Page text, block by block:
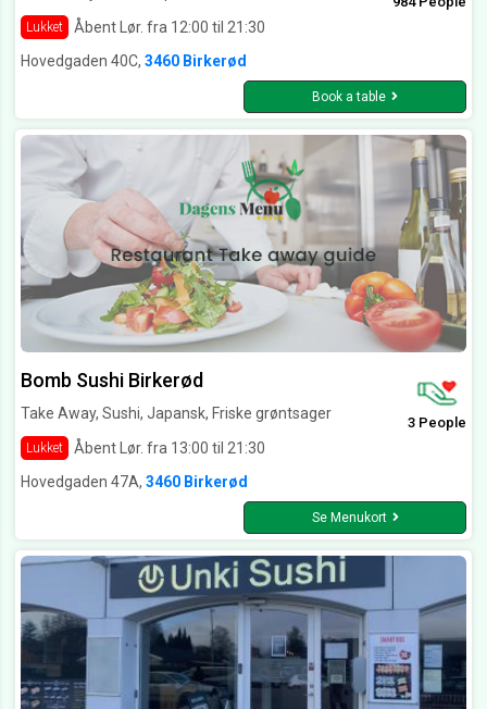
Lukket Åbent Lør. fra 12:00 til 21:30
Hovedgaden 40C, 3460 Birkerød
Book a table
Bomb Sushi Birkerød
Take Away, Sushi, Japansk, Friske grøntsager
Lukket Åbent Lør. fra 13:00 til 21:30
3 People
Hovedgaden 47A, 3460 Birkerød
Se Menukort